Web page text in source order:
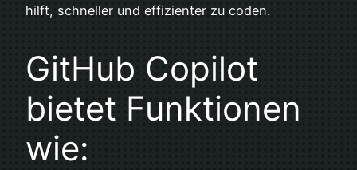
hilft, schneller und effizienter zu coden.
GitHub Copilot
bietet Funktionen
wie: